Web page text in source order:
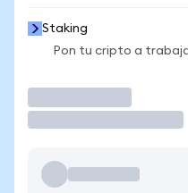
Staking
Pon tu cripto a